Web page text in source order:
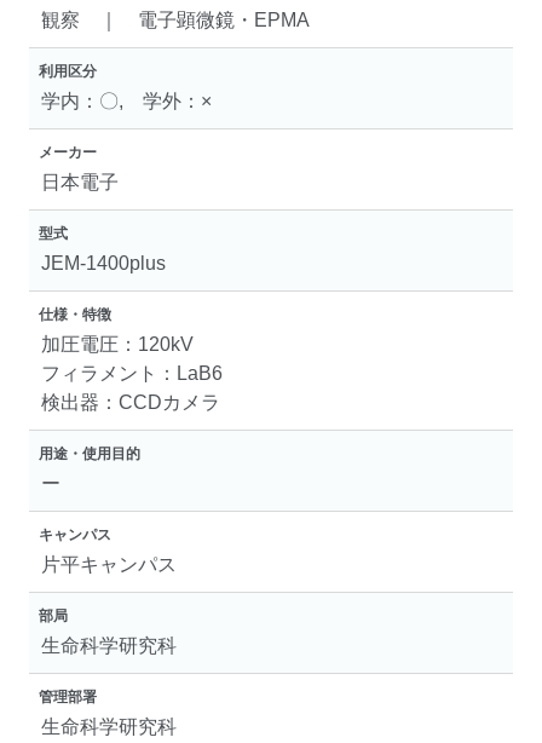
観察 ｜ 電子顕微鏡・EPMA
利用区分
学内：〇, 学外：×
メーカー
日本電子
型式
JEM-1400plus
仕様・特徴
加圧電圧：120kV
フィラメント：LaB6
検出器：CCDカメラ
用途・使用目的
ー
キャンパス
片平キャンパス
部局
生命科学研究科
管理部署
生命科学研究科